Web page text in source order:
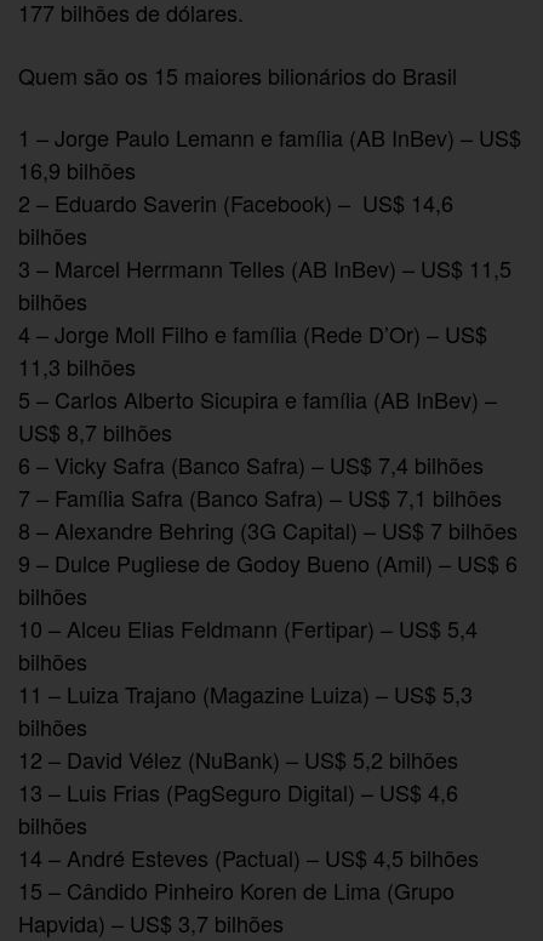
177 bilhões de dólares.
Quem são os 15 maiores bilionários do Brasil
1 – Jorge Paulo Lemann e família (AB InBev) – US$
16,9 bilhões
2 – Eduardo Saverin (Facebook) – US$ 14,6
bilhões
3 – Marcel Herrmann Telles (AB InBev) – US$ 11,5
bilhões
4 – Jorge Moll Filho e família (Rede D’Or) – US$
11,3 bilhões
5 – Carlos Alberto Sicupira e família (AB InBev) –
US$ 8,7 bilhões
6 – Vicky Safra (Banco Safra) – US$ 7,4 bilhões
7 – Família Safra (Banco Safra) – US$ 7,1 bilhões
8 – Alexandre Behring (3G Capital) – US$ 7 bilhões
9 – Dulce Pugliese de Godoy Bueno (Amil) – US$ 6
bilhões
10 – Alceu Elias Feldmann (Fertipar) – US$ 5,4
bilhões
11 – Luiza Trajano (Magazine Luiza) – US$ 5,3
bilhões
12 – David Vélez (NuBank) – US$ 5,2 bilhões
13 – Luis Frias (PagSeguro Digital) – US$ 4,6
bilhões
14 – André Esteves (Pactual) – US$ 4,5 bilhões
15 – Cândido Pinheiro Koren de Lima (Grupo
Hapvida) – US$ 3,7 bilhões